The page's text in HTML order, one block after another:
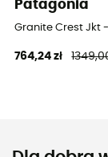
Patagonia
Granite Crest Jkt
764,24 zł